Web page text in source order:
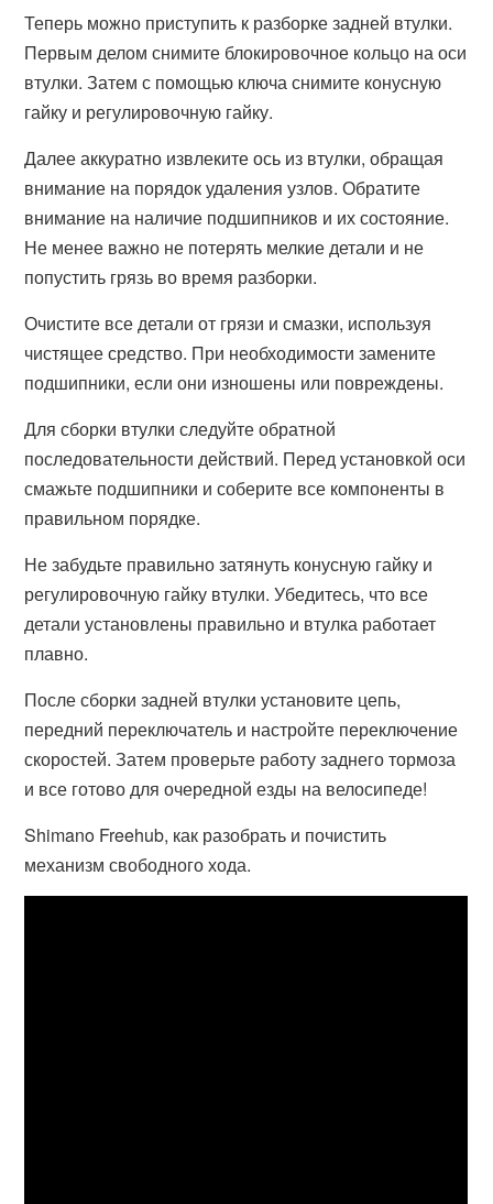
Теперь можно приступить к разборке задней втулки.
Первым делом снимите блокировочное кольцо на оси
втулки. Затем с помощью ключа снимите конусную
гайку и регулировочную гайку.
Далее аккуратно извлеките ось из втулки, обращая
внимание на порядок удаления узлов. Обратите
внимание на наличие подшипников и их состояние.
Не менее важно не потерять мелкие детали и не
попустить грязь во время разборки.
Очистите все детали от грязи и смазки, используя
чистящее средство. При необходимости замените
подшипники, если они изношены или повреждены.
Для сборки втулки следуйте обратной
последовательности действий. Перед установкой оси
смажьте подшипники и соберите все компоненты в
правильном порядке.
Не забудьте правильно затянуть конусную гайку и
регулировочную гайку втулки. Убедитесь, что все
детали установлены правильно и втулка работает
плавно.
После сборки задней втулки установите цепь,
передний переключатель и настройте переключение
скоростей. Затем проверьте работу заднего тормоза
и все готово для очередной езды на велосипеде!
Shimano Freehub, как разобрать и почистить
механизм свободного хода.